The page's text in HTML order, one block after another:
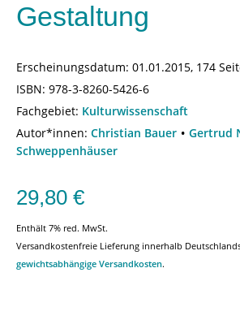
Gestaltung
Erscheinungsdatum: 01.01.2015, 174
ISBN: 978-3-8260-5426-6
Fachgebiet: Kulturwissenschaft
Autor*innen: Christian Bauer Gertrud
Schweppenhäuser
29,80 €
Enthält 7% red. MwSt.
Versandkostenfreie Lieferung innerhalb
gewichtsabhängige Versandkosten.